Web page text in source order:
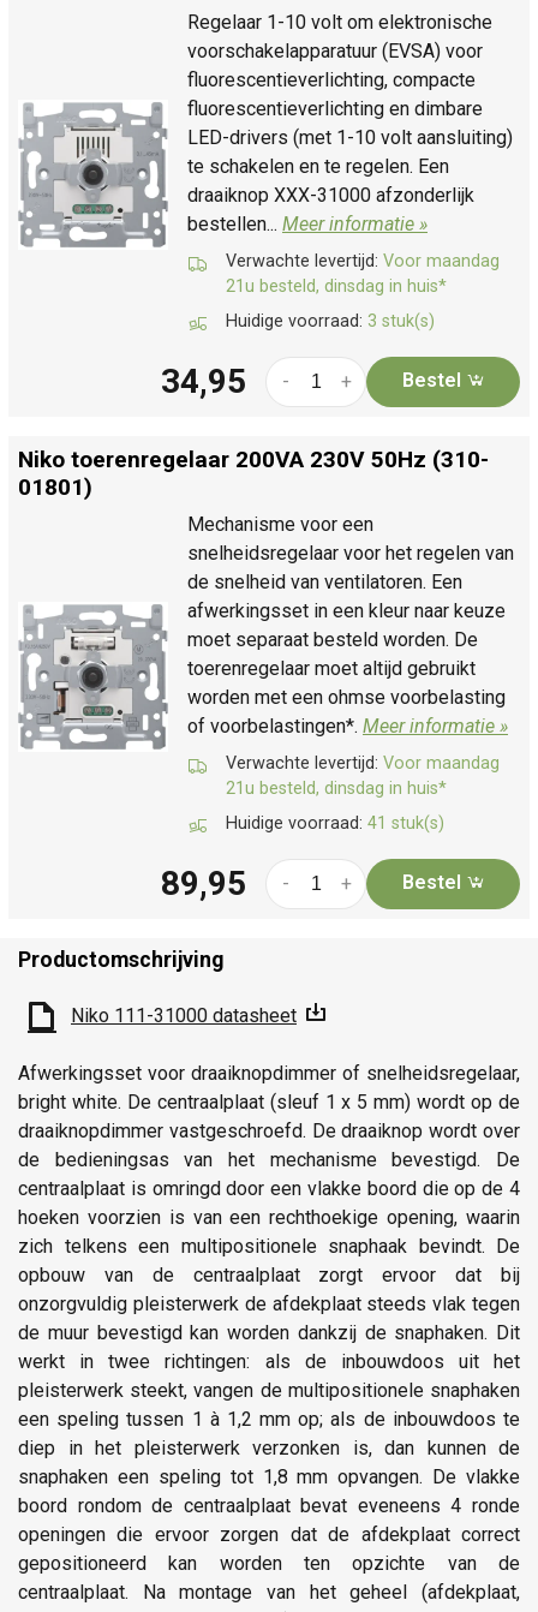
Regelaar 1-10 volt om elektronische
voorschakelapparatuur (EVSA) voor
fluorescentieverlichting, compacte
fluorescentieverlichting en dimbare
LED-drivers (met 1-10 volt aansluiting)
te schakelen en te regelen. Een
draaiknop XXX-31000 afzonderlijk
bestellen... Meer informatie »
Verwachte levertijd: Voor maandag
21u besteld, dinsdag in huis*
Huidige voorraad: 3 stuk(s)
34,95 +
- Bestel
Niko toerenregelaar 200VA 230V 50Hz (310-
01801)
Mechanisme voor een
snelheidsregelaar voor het regelen van
de snelheid van ventilatoren. Een
afwerkingsset in een kleur naar keuze
moet separaat besteld worden. De
toerenregelaar moet altijd gebruikt
worden met een ohmse voorbelasting
of voorbelastingen*. Meer informatie »
Verwachte levertijd: Voor maandag
21u besteld, dinsdag in huis*
Huidige voorraad: 41 stuk(s)
89,95 +
- Bestel
Productomschrijving
Niko 111-31000 datasheet
Afwerkingsset voor draaiknopdimmer of snelheidsregelaar,
bright white. De centraalplaat (sleuf 1 x 5 mm) wordt op de
draaiknopdimmer vastgeschroefd. De draaiknop wordt over
de bedieningsas van het mechanisme bevestigd. De
centraalplaat is omringd door een vlakke boord die op de 4
hoeken voorzien is van een rechthoekige opening, waarin
zich telkens een multipositionele snaphaak bevindt. De
opbouw van de centraalplaat zorgt ervoor dat bij
onzorgvuldig pleisterwerk de afdekplaat steeds vlak tegen
de muur bevestigd kan worden dankzij de snaphaken. Dit
werkt in twee richtingen: als de inbouwdoos uit het
pleisterwerk steekt, vangen de multipositionele snaphaken
een speling tussen 1 à 1,2 mm op; als de inbouwdoos te
diep in het pleisterwerk verzonken is, dan kunnen de
snaphaken een speling tot 1,8 mm opvangen. De vlakke
boord rondom de centraalplaat bevat eveneens 4 ronde
openingen die ervoor zorgen dat de afdekplaat correct
gepositioneerd kan worden ten opzichte van de
centraalplaat. Na montage van het geheel (afdekplaat,